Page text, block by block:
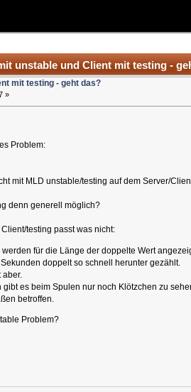
unstable und Client mit testing -
mit testing - geht das?
»
Problem:
mit MLD unstable/testing auf dem Server/
denn generell möglich?
testing passt was nicht:
für die Länge der doppelte Wert
doppelt so schnell herunter gezählt.
aber.
gibt es beim Spulen nur noch Klötzchen zu
betroffen.
Problem?